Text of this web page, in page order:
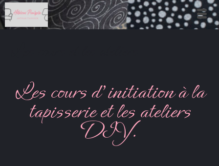
Les cours d’initiation à la
tapisserie et les ateliers
DIY.